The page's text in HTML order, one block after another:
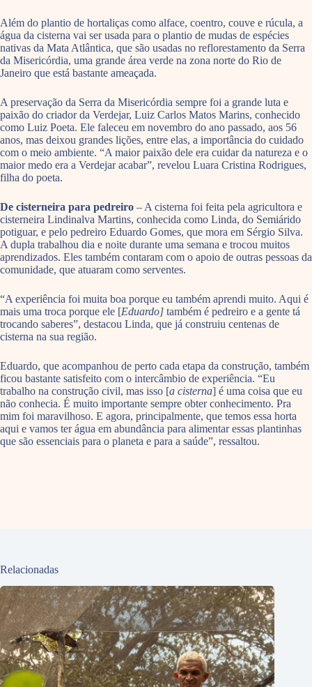
Além do plantio de hortaliças como alface, coentro, couve e rúcula, a
água da cisterna vai ser usada para o plantio de mudas de espécies
nativas da Mata Atlântica, que são usadas no reflorestamento da Serra
da Misericórdia, uma grande área verde na zona norte do Rio de
Janeiro que está bastante ameaçada.
A preservação da Serra da Misericórdia sempre foi a grande luta e
paixão do criador da Verdejar, Luiz Carlos Matos Marins, conhecido
como Luiz Poeta. Ele faleceu em novembro do ano passado, aos 56
anos, mas deixou grandes lições, entre elas, a importância do cuidado
com o meio ambiente. “A maior paixão dele era cuidar da natureza e o
maior medo era a Verdejar acabar”, revelou Luara Cristina Rodrigues,
filha do poeta.
De cisterneira para pedreiro – A cisterna foi feita pela agricultora e
cisterneira Lindinalva Martins, conhecida como Linda, do Semiárido
potiguar, e pelo pedreiro Eduardo Gomes, que mora em Sérgio Silva.
A dupla trabalhou dia e noite durante uma semana e trocou muitos
aprendizados. Eles também contaram com o apoio de outras pessoas da
comunidade, que atuaram como serventes.
“A experiência foi muita boa porque eu também aprendi muito. Aqui é
mais uma troca porque ele [Eduardo] também é pedreiro e a gente tá
trocando saberes”, destacou Linda, que já construiu centenas de
cisterna na sua região.
Eduardo, que acompanhou de perto cada etapa da construção, também
ficou bastante satisfeito com o intercâmbio de experiência. “Eu
trabalho na construção civil, mas isso [a cisterna] é uma coisa que eu
não conhecia. É muito importante sempre obter conhecimento. Pra
mim foi maravilhoso. E agora, principalmente, que temos essa horta
aqui e vamos ter água em abundância para alimentar essas plantinhas
que são essenciais para o planeta e para a saúde”, ressaltou.
Relacionadas